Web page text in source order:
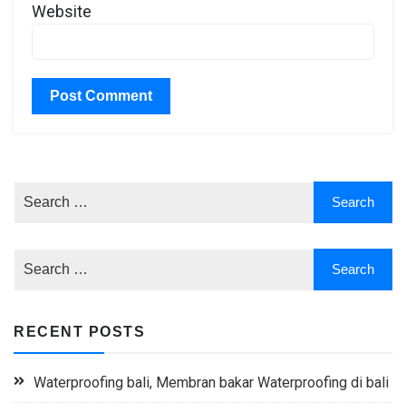
Website
RECENT POSTS
Waterproofing bali, Membran bakar Waterproofing di bali